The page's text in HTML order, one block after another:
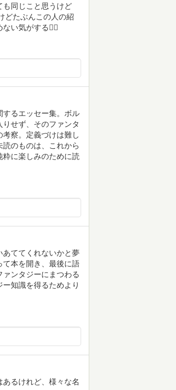
も同じこと思うけど
どたぶんこの人の紹
い気がする😮‍💨
するエッセー集。ボル
せず、そのファンタ
察。定義づけは難し
のものは、これから
に楽しみのために読
あててくれないかと夢
て本を開き、最後に語
ンタジーにまつわる
知識を得るためより
るけれど、様々な名